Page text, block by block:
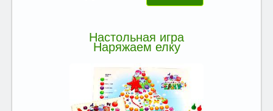
Настольная игра
Наряжаем елку